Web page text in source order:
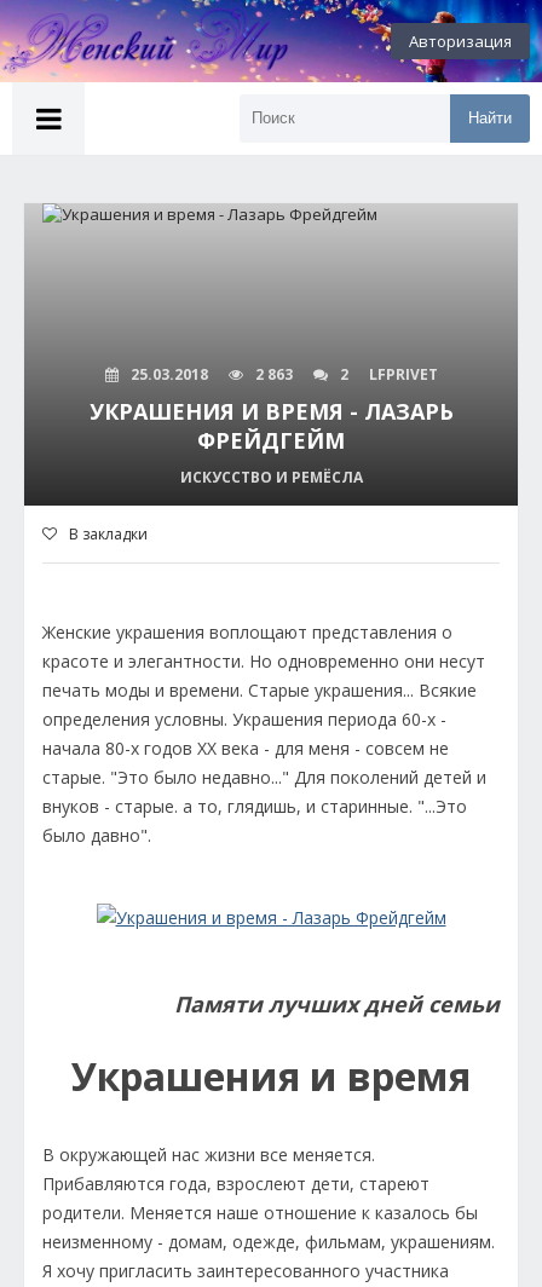
Авторизация
Найти
25.03.2018 2 863 2 LFPRIVET
УКРАШЕНИЯ И ВРЕМЯ - ЛАЗАРЬ
ФРЕЙДГЕЙМ
ИСКУССТВО И РЕМЁСЛА
В закладки
Женские украшения воплощают представления о
красоте и элегантности. Но одновременно они несут
печать моды и времени. Старые украшения... Всякие
определения условны. Украшения периода 60-х -
начала 80-х годов ХХ века - для меня - совсем не
старые. "Это было недавно..." Для поколений детей и
внуков - старые. а то, глядишь, и старинные. "...Это
было давно".
Памяти лучших дней семьи
Украшения и время
В окружающей нас жизни все меняется.
Прибавляются года, взрослеют дети, стареют
родители. Меняется наше отношение к казалось бы
неизменному - домам, одежде, фильмам, украшениям.
Я хочу пригласить заинтересованного участника